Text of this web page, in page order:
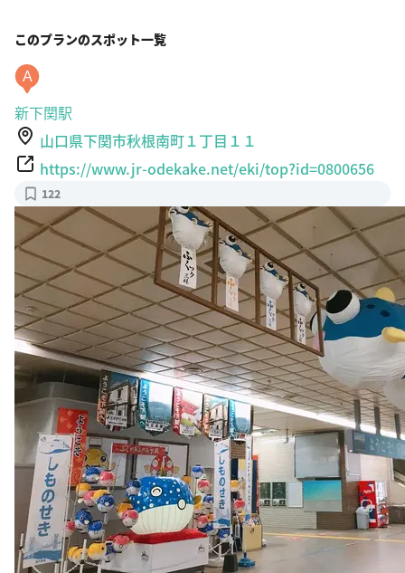
このプランのスポット一覧
A
新下関駅
山口県下関市秋根南町１丁目１１
https://www.jr-odekake.net/eki/top?id=0800656
122